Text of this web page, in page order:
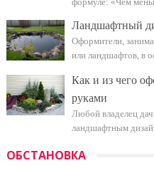
Ландшафтный
Оформители,
или ландшафтов, в
Как и из чего
руками
Любой владелец
ландшафтным
ОБСТАНОВКА